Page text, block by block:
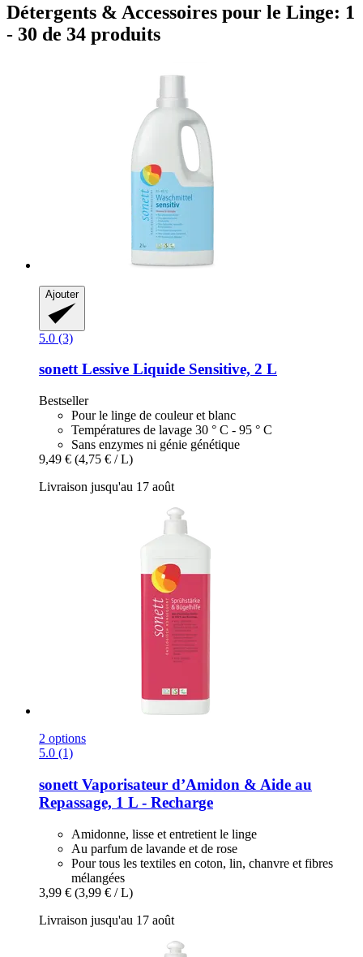
Détergents & Accessoires pour le Linge: 1
- 30 de 34 produits
Ajouter
5.0 (3)
sonettLessive Liquide Sensitive, 2 L
Bestseller
Pour le linge de couleur et blanc
Températures de lavage 30 ° C - 95 ° C
Sans enzymes ni génie génétique
9,49 € (4,75 € / L)
Livraison jusqu'au 17 août
2 options
5.0 (1)
sonett Vaporisateur d’Amidon & Aide au
Repassage, 1 L -​ Recharge
Amidonne, lisse et entretient le linge
Au parfum de lavande et de rose
Pour tous les textiles en coton, lin, chanvre et fibres
mélangées
3,99 € (3,99 € / L)
Livraison jusqu'au 17 août